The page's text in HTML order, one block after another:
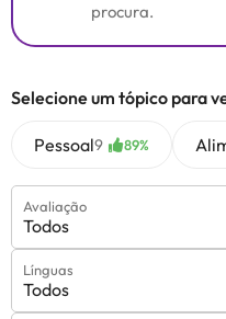
procura.
Selecione um tópico para
Pessoal9 89%
Avaliação
Todos
Línguas
Todos